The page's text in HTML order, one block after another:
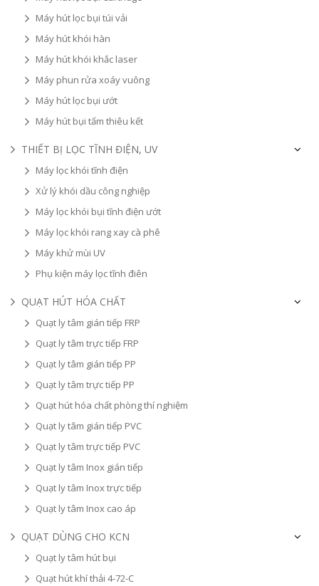
Máy hút lọc bụi túi vải
Máy hút khói hàn
Máy hút khói khắc laser
Máy phun rửa xoáy vuông
Máy hút lọc bụi ướt
Máy hút bụi tấm thiêu kết
THIẾT BỊ LỌC TĨNH ĐIỆN, UV
Máy lọc khói tĩnh điện
Xử lý khói dầu công nghiệp
Máy lọc khói bụi tĩnh điện ướt
Máy lọc khói rang xay cà phê
Máy khử mùi UV
Phụ kiện máy lọc tĩnh điên
QUẠT HÚT HÓA CHẤT
Quạt ly tâm gián tiếp FRP
Quạt ly tâm trực tiếp FRP
Quạt ly tâm gián tiếp PP
Quạt ly tâm trực tiếp PP
Quạt hút hóa chất phòng thí nghiệm
Quạt ly tâm gián tiếp PVC
Quạt ly tâm trực tiếp PVC
Quạt ly tâm Inox gián tiếp
Quạt ly tâm Inox trực tiếp
Quạt ly tâm Inox cao áp
QUẠT DÙNG CHO KCN
Quạt ly tâm hút bụi
Quạt hút khí thải 4-72-C